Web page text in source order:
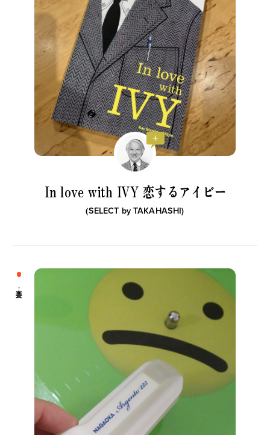
In love with IVY 恋するアイビー
(SELECT byTAKAHASHI)
B印的太鼓判マップ
B印マーケットの食専門市場！
モノの本質が分かる、出合いのるつぼ
PICK UP